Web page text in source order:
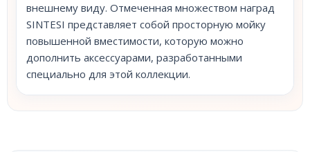
внешнему виду. Отмеченная множеством наград
SINTESI представляет собой просторную мойку
повышенной вместимости, которую можно
дополнить аксессуарами, разработанными
специально для этой коллекции.